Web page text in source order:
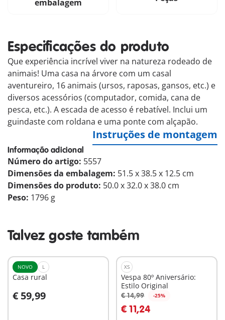
embalagem
Especificações do produto
Que experiência incrível viver na natureza rodeado de
animais! Uma casa na árvore com um casal
aventureiro, 16 animais (ursos, raposas, gansos, etc.) e
diversos acessórios (computador, comida, cana de
pesca, etc.). A escada de acesso é rebatível. Inclui um
guindaste com roldana e uma ponte com alçapão.
Instruções de montagem
Informação adicional
Número do artigo: 5557
Dimensões da embalagem: 51.5 x 38.5 x 12.5 cm
Dimensões do produto: 50.0 x 32.0 x 38.0 cm
Peso: 1796 g
Talvez goste também
NOVO L
Casa rural
€ 59,99
Ao carrinho
XS
Vespa 80º Aniversário:
Estilo Original
€ 14,99 -25%
€ 11,24
Ao carrinho